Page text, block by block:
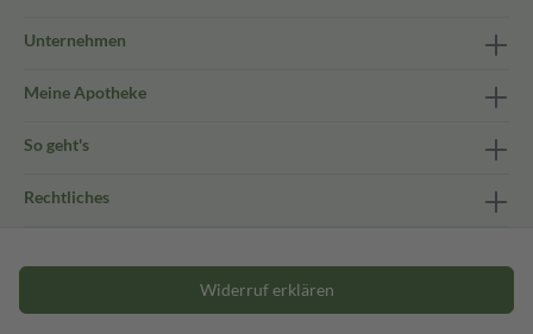
Unternehmen
Meine Apotheke
So geht's
Rechtliches
Widerruf erklären